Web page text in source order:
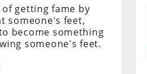
of getting fame by
someone's feet,
become something
someone's feet.